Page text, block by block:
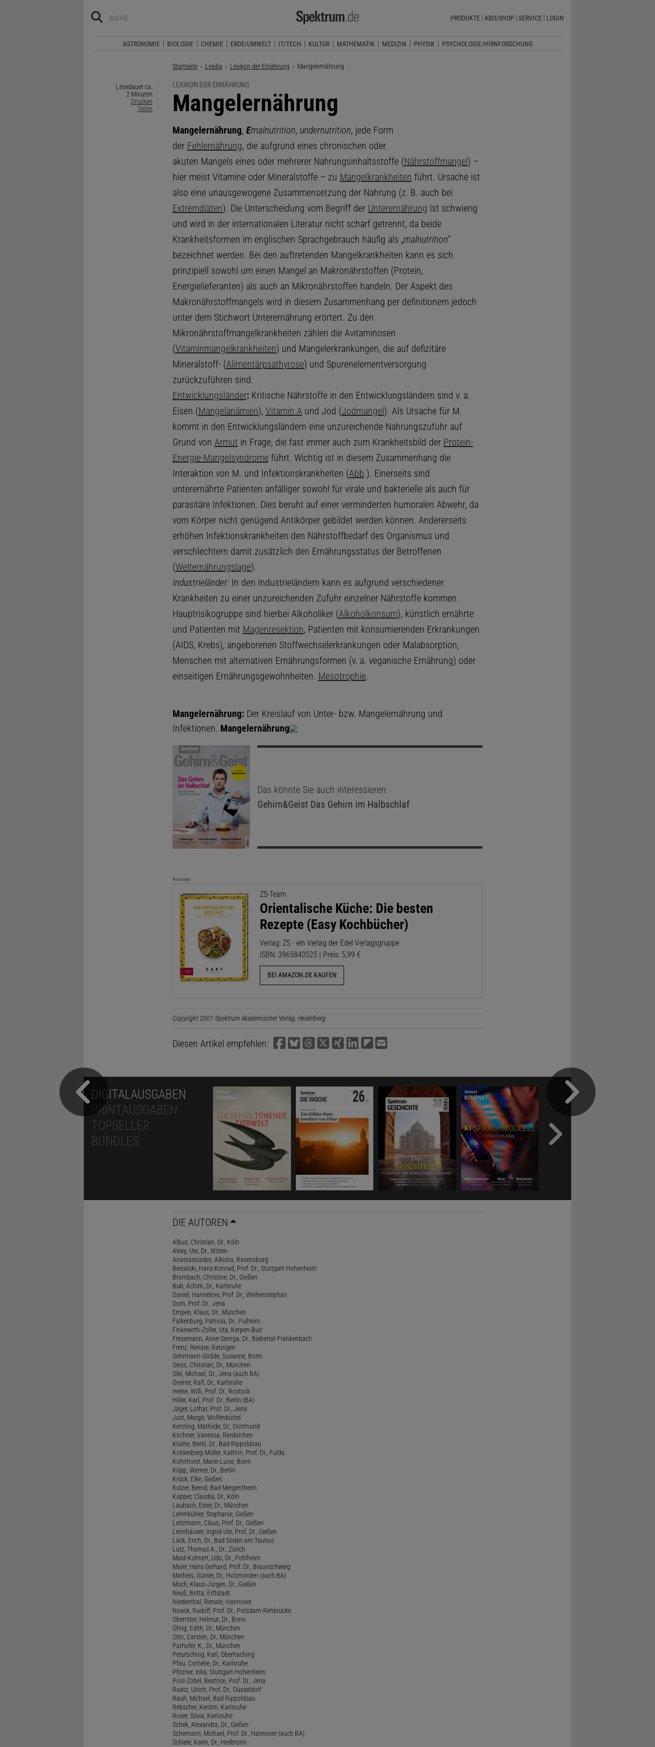
PRODUKTE ABO/SHOP SERVICE LOGIN
ASTRONOMIE BIOLOGIE CHEMIE ERDE/UMWELT IT/TECH KULTUR MATHEMATIK MEDIZIN PHYSIK PSYCHOLOGIE/HIRNFORSCHUNG
Startseite Lexika Lexikon der Ernährung Aktuelle Seite:
Mangelernährung
Lesedauer ca.
2 Minuten
Drucken
Teilen
LEXIKON DER ERNÄHRUNG
:
Mangelernährung
Mangelernährung, Emalnutrition, undernutrition, jede Form
der Fehlernährung, die aufgrund eines chronischen oder
akuten Mangels eines oder mehrerer Nahrungsinhaltsstoffe (Nährstoffmangel) –
hier meist Vitamine oder Mineralstoffe – zu Mangelkrankheiten führt. Ursache ist
also eine unausgewogene Zusammensetzung der Nahrung (z. B. auch bei
Extremdiäten). Die Unterscheidung vom Begriff der Unterernährung ist schwierig
und wird in der internationalen Literatur nicht scharf getrennt, da beide
Krankheitsformen im englischen Sprachgebrauch häufig als „malnutrition“
bezeichnet werden. Bei den auftretenden Mangelkrankheiten kann es sich
prinzipiell sowohl um einen Mangel an Makronährstoffen (Protein,
Energielieferanten) als auch an Mikronährstoffen handeln. Der Aspekt des
Makronährstoffmangels wird in diesem Zusammenhang per definitionem jedoch
unter dem Stichwort Unterernährung erörtert. Zu den
Mikronährstoffmangelkrankheiten zählen die Avitaminosen
(Vitaminmangelkrankheiten) und Mangelerkrankungen, die auf defizitäre
Mineralstoff- (Alimentärpsathyrose) und Spurenelementversorgung
zurückzuführen sind.
Entwicklungsländer:Kritische Nährstoffe in den Entwicklungsländern sind v. a.
Eisen (Mangelanämien), Vitamin A und Jod (Jodmangel). Als Ursache für M.
kommt in den Entwicklungsländern eine unzureichende Nahrungszufuhr auf
Grund von Armut in Frage, die fast immer auch zum Krankheitsbild der Protein-
Energie-Mangelsyndromeführt. Wichtig ist in diesem Zusammenhang die
Interaktion von M. und Infektionskrankheiten (Abb.). Einerseits sind
unterernährte Patienten anfälliger sowohl für virale und bakterielle als auch für
parasitäre Infektionen. Dies beruht auf einer verminderten humoralen Abwehr, da
vom Körper nicht genügend Antikörper gebildet werden können. Andererseits
erhöhen Infektionskrankheiten den Nährstoffbedarf des Organismus und
verschlechtern damit zusätzlich den Ernährungsstatus der Betroffenen
(Welternährungslage).
Industrieländer:In den Industrieländern kann es aufgrund verschiedener
Krankheiten zu einer unzureichenden Zufuhr einzelner Nährstoffe kommen.
Hauptrisikogruppe sind hierbei Alkoholiker (Alkoholkonsum), künstlich ernährte
und Patienten mit Magenresektion, Patienten mit konsumierenden Erkrankungen
(AIDS, Krebs), angeborenen Stoffwechselerkrankungen oder Malabsorption,
Menschen mit alternativen Ernährungsformen (v. a. veganische Ernährung) oder
einseitigen Ernährungsgewohnheiten. Mesotrophie.
Mangelernährung: Der Kreislauf von Unter- bzw. Mangelernährung und
Infektionen. Mangelernährung
Das könnte Sie auch interessieren:
Gehirn&Geist Das Gehirn im Halbschlaf
Anzeige
ZS-Team
Orientalische Küche: Die besten
Rezepte (Easy Kochbücher)
Verlag: ZS - ein Verlag der Edel Verlagsgruppe
ISBN: 3965840525 | Preis: 5,99 €
BEI AMAZON.DE KAUFEN
Copyright 2001 Spektrum Akademischer Verlag, Heidelberg
Diesen Artikel empfehlen:
DIGITALAUSGABEN
PRINTAUSGABEN
TOPSELLER
BUNDLES
DIE AUTOREN
Albus, Christian, Dr., Köln
Alexy, Ute, Dr., Witten
Anastassiades, Alkistis, Ravensburg
Biesalski, Hans Konrad, Prof. Dr., Stuttgart-Hohenheim
Brombach, Christine, Dr., Gießen
Bub, Achim, Dr., Karlsruhe
Daniel, Hannelore, Prof. Dr., Weihenstephan
Dorn, Prof. Dr., Jena
Empen, Klaus, Dr., München
Falkenburg, Patricia, Dr., Pulheim
Finkewirth-Zoller, Uta, Kerpen-Buir
Fresemann, Anne Georga, Dr., Biebertal-Frankenbach
Frenz, Renate, Ratingen
Gehrmann-Gödde, Susanne, Bonn
Geiss, Christian, Dr., München
Glei, Michael, Dr., Jena (auch BA)
Greiner, Ralf, Dr., Karlsruhe
Heine, Willi, Prof. Dr., Rostock
Hiller, Karl, Prof. Dr., Berlin (BA)
Jäger, Lothar, Prof. Dr., Jena
Just, Margit, Wolfenbüttel
Kersting, Mathilde, Dr., Dortmund
Kirchner, Vanessa, Reiskirchen
Kluthe, Bertil, Dr., Bad Rippoldsau
Kohlenberg-Müller, Kathrin, Prof. Dr., Fulda
Kohnhorst, Marie-Luise, Bonn
Köpp, Werner, Dr., Berlin
Krück, Elke, Gießen
Kulzer, Bernd, Bad Mergentheim
Küpper, Claudia, Dr., Köln
Laubach, Ester, Dr., München
Lehmkühler, Stephanie, Gießen
Leitzmann, Claus, Prof. Dr., Gießen
Leonhäuser, Ingrid-Ute, Prof. Dr., Gießen
Lück, Erich, Dr., Bad Soden am Taunus
Lutz, Thomas A., Dr., Zürich
Maid-Kohnert, Udo, Dr., Pohlheim
Maier, Hans Gerhard, Prof. Dr., Braunschweig
Matheis, Günter, Dr., Holzminden (auch BA)
Moch, Klaus-Jürgen, Dr., Gießen
Neuß, Britta, Erftstadt
Niedenthal, Renate, Hannover
Noack, Rudolf, Prof. Dr., Potsdam-Rehbrücke
Oberritter, Helmut, Dr., Bonn
Öhrig, Edith, Dr., München
Otto, Carsten, Dr., München
Parhofer, K., Dr., München
Petutschnig, Karl, Oberhaching
Pfau, Cornelie, Dr., Karlsruhe
Pfitzner, Inka, Stuttgart-Hohenheim
Pool-Zobel, Beatrice, Prof. Dr., Jena
Raatz, Ulrich, Prof. Dr., Düsseldorf
Rauh, Michael, Bad Rippoldsau
Rebscher, Kerstin, Karlsruhe
Roser, Silvia, Karlsruhe
Schek, Alexandra, Dr., Gießen
Schemann, Michael, Prof. Dr., Hannover (auch BA)
Schiele, Karin, Dr., Heilbronn